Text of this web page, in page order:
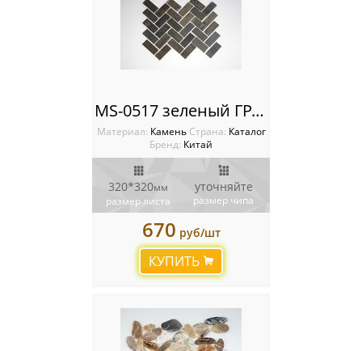
MS-0517 зеленый ГРАНИТ кирпич-ёлочка
Материал: Камень Cтрана: Каталог
Бренд: Китай
320*320мм
размер листа
уточняйте
размер чипа
670 руб/шт
КУПИТЬ